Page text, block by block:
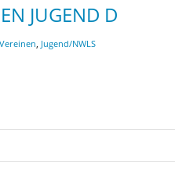
JUGEND D
Jugend/NWLS